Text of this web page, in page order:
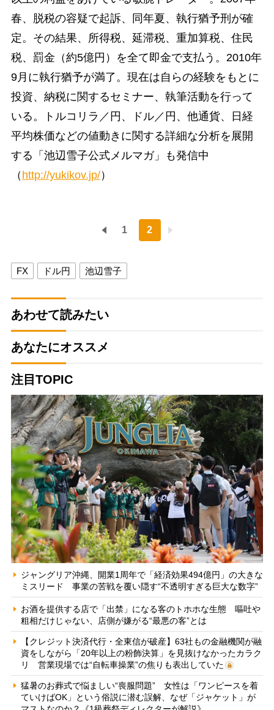
春、脱税の容疑で起訴、同年夏、執行猶予刑が確
定。その結果、所得税、延滞税、重加算税、住民
税、罰金（約5億円）を全て即金で支払う。2010年
9月に執行猶予が満了。現在は自らの経験をもとに
投資、納税に関するセミナー、執筆活動を行って
いる。トルコリラ／円、ドル／円、他通貨、日経
平均株価などの値動きに関する詳細な分析を展開
する「池辺雪子公式メルマガ」も発信中
（ http://yukikov.jp/）
1 2
FX ドル円 池辺雪子
あわせて読みたい
あなたにオススメ
注目TOPIC
ジャングリア沖縄、開業1周年で「経済効果494億円」の大きな
ミスリード 事業の苦戦を覆い隠す“不透明すぎる巨大な数字”
お酒を提供する店で「出禁」になる客のトホホな生態 嘔吐や
粗相だけじゃない、店側が嫌がる“最悪の客”とは
【クレジット決済代行・全東信が破産】63社もの金融機関が融
資をしながら「20年以上の粉飾決算」を見抜けなかったカラク
リ 営業現場では“自転車操業”の焦りも表出していた
猛暑のお葬式で悩ましい“喪服問題” 女性は「ワンピースを着
ていけばOK」という俗説に潜む誤解、なぜ「ジャケット」が